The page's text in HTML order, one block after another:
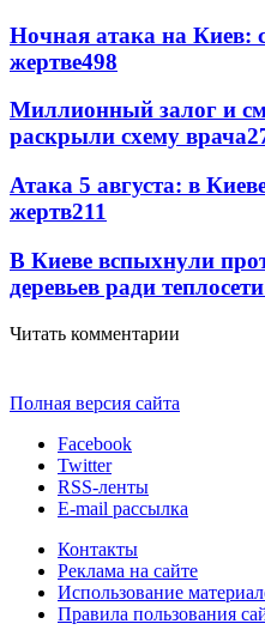
Ночная атака на Киев:
жертве498
Миллионный залог и
раскрыли схему врача
Атака 5 августа: в
жертв211
В Киеве вспыхнули
деревьев ради теплосети
Читать комментарии
Полная версия сайта
Facebook
Twitter
RSS-ленты
E-mail рассылка
Контакты
Реклама на сайте
Использование
Правила пользования